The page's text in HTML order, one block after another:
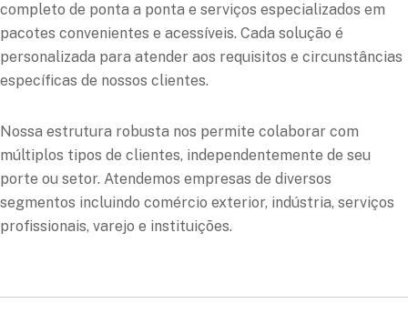
completo de ponta a ponta e serviços especializados em
pacotes convenientes e acessíveis. Cada solução é
personalizada para atender aos requisitos e circunstâncias
específicas de nossos clientes.
Nossa estrutura robusta nos permite colaborar com
múltiplos tipos de clientes, independentemente de seu
porte ou setor. Atendemos empresas de diversos
segmentos incluindo comércio exterior, indústria, serviços
profissionais, varejo e instituições.